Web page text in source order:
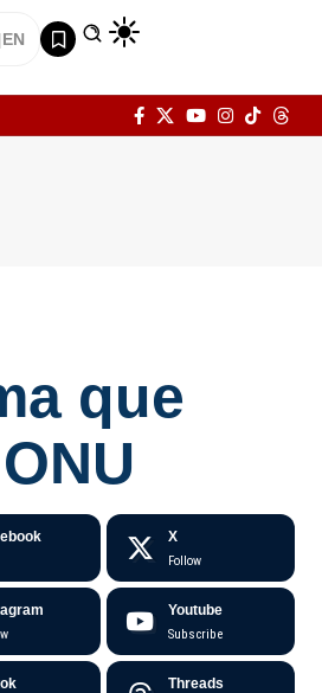
|EN
que
X
Follow
Youtube
Subscribe
Threads